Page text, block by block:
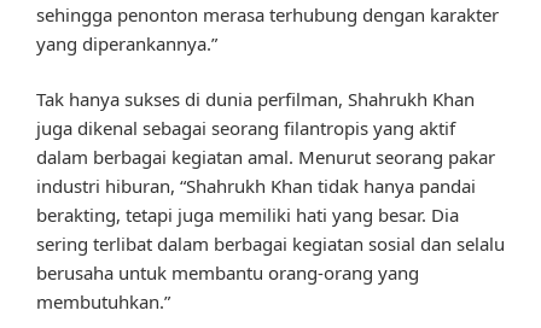
sehingga penonton merasa terhubung dengan karakter
yang diperankannya.”
Tak hanya sukses di dunia perfilman, Shahrukh Khan
juga dikenal sebagai seorang filantropis yang aktif
dalam berbagai kegiatan amal. Menurut seorang pakar
industri hiburan, “Shahrukh Khan tidak hanya pandai
berakting, tetapi juga memiliki hati yang besar. Dia
sering terlibat dalam berbagai kegiatan sosial dan selalu
berusaha untuk membantu orang-orang yang
membutuhkan.”